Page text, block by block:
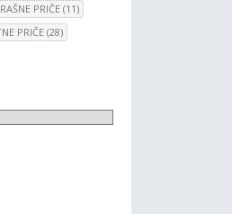
PRIČE (11)
PRIČE(28)